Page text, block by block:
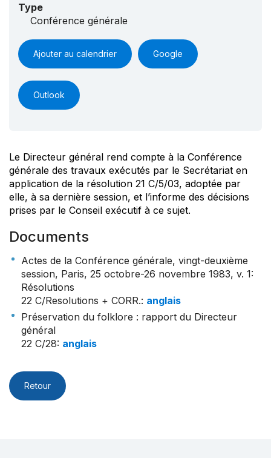
Type
Conférence générale
Ajouter au calendrier Google
Outlook
Le Directeur général rend compte à la Conférence
générale des travaux exécutés par le Secrétariat en
application de la résolution 21 C/5/03, adoptée par
elle, à sa dernière session, et l’informe des décisions
prises par le Conseil exécutif à ce sujet.
Documents
Actes de la Conférence générale, vingt-deuxième
session, Paris, 25 octobre-26 novembre 1983, v. 1:
Résolutions
22 C/Resolutions + CORR.: anglais
Préservation du folklore : rapport du Directeur
général
22 C/28: anglais
Retour